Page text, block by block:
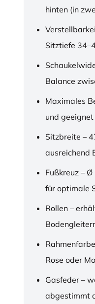
hinten (in
Sitztiefe
Balance
Maximales
und
Sitzbreite –
ausreichend
Fußkreuz –
für optimale
Rollen –
Rose oder
Gasfeder –
abgestimmt